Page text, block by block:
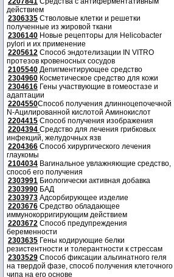
действием
2306335 Стволовые клетки и решетки
полученные из жировой ткани
2306140 Новые рецепторы для Helicobacter
pylori и их применение
2205612 Способ эндотелизации IN VITRO
протезов кровеносных сосудов
2105540 Депигментирующее средство
2304960 Косметическое средство для кожи
2304616 Гены участвующие в гомеостазе и
адаптации
2204550Способ получения длинноцепочечной
N-Ацилированной кислотой Аминокислот
2204415 Способ получения изображения
2204394 Средство для лечения грибковых
инфекций, желудочных язв
2204366 Способ хирургического лечения
глаукомы
2104034 Вагинальное увлажняющие средство,
способ его получения
2303991 Биологически активная добавка
2303990 БАД
2303973 Адсорбирующее изделие
2203676 Средство обладающее
иммунокорригирующим действием
2203672 Способ предупреждения
беременности
2303635 Гены кодирующие белки
резистентности и толерантности к стрессам
2303529 Способ фиксации альгинатного геля
на твердой фазе, способ получения клеточного
чипа на его основе